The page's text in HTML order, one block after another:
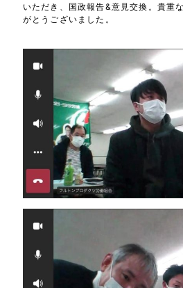
いただき、国政報告&意見交換。貴重
がとうございました。